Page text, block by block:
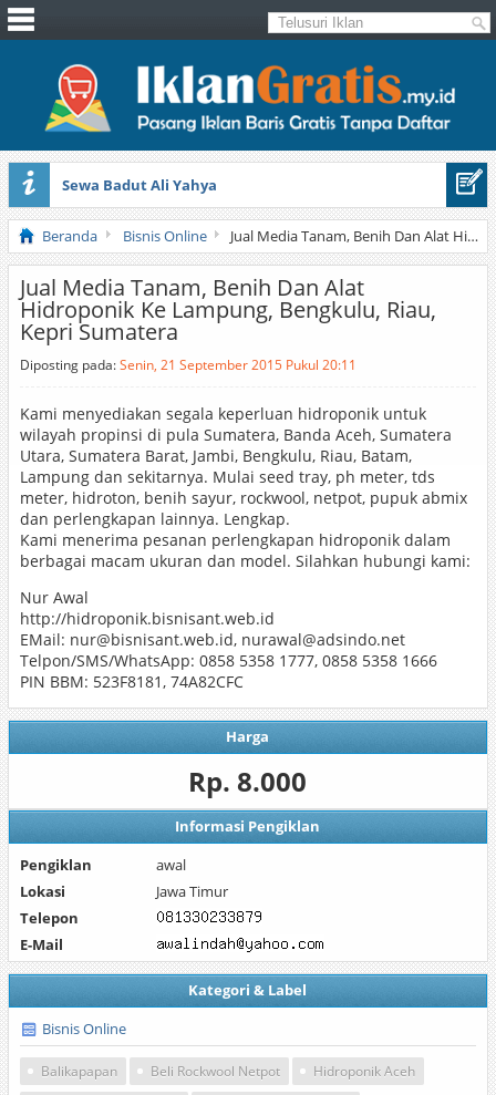
Sewa Badut Ali Yahya
Honda Brio 1.3 E AT CBU 2012 Putih
Beranda Bisnis Online Jual Media Tanam, Benih Dan Alat Hidroponik Ke Lampung, Bengkulu, Riau, Kepri Sumatera
Jual Media Tanam, Benih Dan Alat
Hidroponik Ke Lampung, Bengkulu, Riau,
Kepri Sumatera
Diposting pada:Senin, 21 September 2015 Pukul 20:11
Kami menyediakan segala keperluan hidroponik untuk
wilayah propinsi di pula Sumatera, Banda Aceh, Sumatera
Utara, Sumatera Barat, Jambi, Bengkulu, Riau, Batam,
Lampung dan sekitarnya. Mulai seed tray, ph meter, tds
meter, hidroton, benih sayur, rockwool, netpot, pupuk abmix
dan perlengkapan lainnya. Lengkap.
Kami menerima pesanan perlengkapan hidroponik dalam
berbagai macam ukuran dan model. Silahkan hubungi kami:
Nur Awal
http://hidroponik.bisnisant.web.id
EMail: nur@bisnisant.web.id, nurawal@adsindo.net
Telpon/SMS/WhatsApp: 0858 5358 1777, 0858 5358 1666
PIN BBM: 523F8181, 74A82CFC
Harga
Rp. 8.000
Informasi Pengiklan
Pengiklan
awal
Lokasi
Jawa Timur
Telepon
E-Mail
Kategori & Label
Bisnis Online
Balikapapan Beli Rockwool Netpot
Hidroponik Aceh